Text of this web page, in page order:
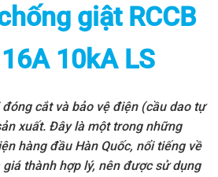
giật RCCB
10kA LS
cắt và bảo vệ điện (cầu dao tự
xuất. Đây là một trong những
hàng đầu Hàn Quốc, nổi tiếng về
thành hợp lý, nên được sử dụng